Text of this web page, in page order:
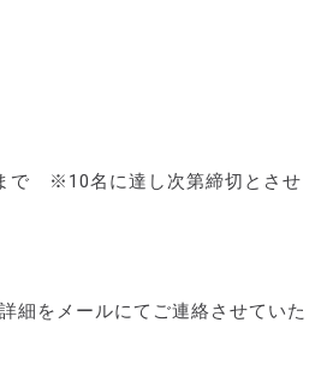
で ※10名に達し次第締切とさせ
細をメールにてご連絡させていた